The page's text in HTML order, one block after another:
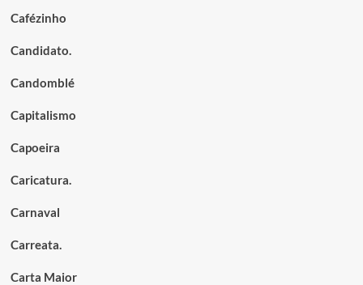
Cafézinho
Candidato.
Candomblé
Capitalismo
Capoeira
Caricatura.
Carnaval
Carreata.
Carta Maior